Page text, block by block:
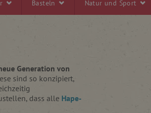
Basteln Natur und Sport
Generation von
sind so konzipiert,
dass alle Hape-